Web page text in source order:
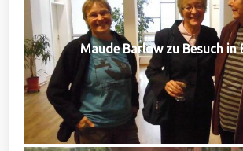
Maude Barlow zu Besuch in